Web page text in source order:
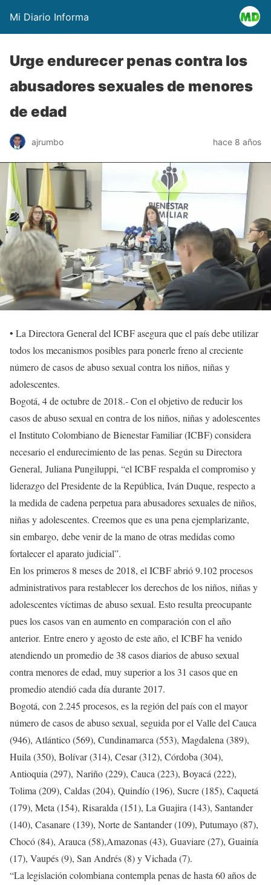
Mi Diario Informa
Urge endurecer penas contra los
abusadores sexuales de menores
de edad
ajrumbo hace 8 años
• La Directora General del ICBF asegura que el país debe utilizar
todos los mecanismos posibles para ponerle freno al creciente
número de casos de abuso sexual contra los niños, niñas y
adolescentes.
Bogotá, 4 de octubre de 2018.- Con el objetivo de reducir los
casos de abuso sexual en contra de los niños, niñas y adolescentes
el Instituto Colombiano de Bienestar Familiar (ICBF) considera
necesario el endurecimiento de las penas. Según su Directora
General, Juliana Pungiluppi, “el ICBF respalda el compromiso y
liderazgo del Presidente de la República, Iván Duque, respecto a
la medida de cadena perpetua para abusadores sexuales de niños,
niñas y adolescentes. Creemos que es una pena ejemplarizante,
sin embargo, debe venir de la mano de otras medidas como
fortalecer el aparato judicial”.
En los primeros 8 meses de 2018, el ICBF abrió 9.102 procesos
administrativos para restablecer los derechos de los niños, niñas y
adolescentes víctimas de abuso sexual. Esto resulta preocupante
pues los casos van en aumento en comparación con el año
anterior. Entre enero y agosto de este año, el ICBF ha venido
atendiendo un promedio de 38 casos diarios de abuso sexual
contra menores de edad, muy superior a los 31 casos que en
promedio atendió cada día durante 2017.
Bogotá, con 2.245 procesos, es la región del país con el mayor
número de casos de abuso sexual, seguida por el Valle del Cauca
(946), Atlántico (569), Cundinamarca (553), Magdalena (389),
Huila (350), Bolívar (314), Cesar (312), Córdoba (304),
Antioquia (297), Nariño (229), Cauca (223), Boyacá (222),
Tolima (209), Caldas (204), Quindío (196), Sucre (185), Caquetá
(179), Meta (154), Risaralda (151), La Guajira (143), Santander
(140), Casanare (139), Norte de Santander (109), Putumayo (87),
Chocó (84), Arauca (58),Amazonas (43), Guaviare (27), Guainía
(17), Vaupés (9), San Andrés (8) y Vichada (7).
“La legislación colombiana contempla penas de hasta 60 años de